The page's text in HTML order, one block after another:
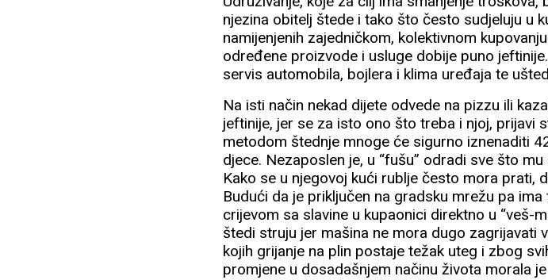
njezina obitelj štede i tako što često sudjeluju u
namijenjenih zajedničkom, kolektivnom
određene proizvode i usluge dobije puno
servis automobila, bojlera i klima uređaja te
Na isti način nekad dijete odvede na pizzu ili
jeftinije, jer se za isto ono što treba i njoj, prijavi
metodom štednje mnoge će sigurno iznenaditi
djece. Nezaposlen je, u “fušu” odradi sve što
Kako se u njegovoj kući rublje često mora prati,
Budući da je priključen na gradsku mrežu pa
crijevom sa slavine u kupaonici direktno u “veš-
štedi struju jer mašina ne mora dugo zagrijavati
kojih grijanje na plin postaje težak uteg i zbog
promjene u dosadašnjem načinu života morala